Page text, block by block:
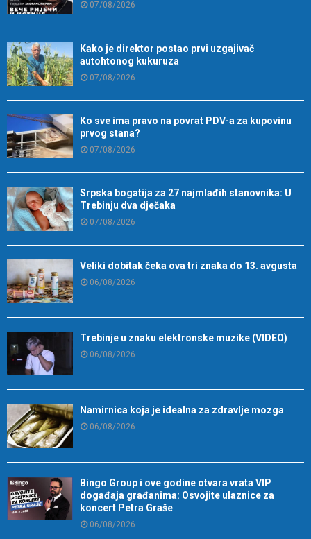
07/08/2026
Kako je direktor postao prvi uzgajivač
autohtonog kukuruza
07/08/2026
Ko sve ima pravo na povrat PDV-a za kupovinu
prvog stana?
07/08/2026
Srpska bogatija za 27 najmlađih stanovnika: U
Trebinju dva dječaka
07/08/2026
Veliki dobitak čeka ova tri znaka do 13. avgusta
06/08/2026
Trebinje u znaku elektronske muzike (VIDEO)
06/08/2026
Namirnica koja je idealna za zdravlje mozga
06/08/2026
Bingo Group i ove godine otvara vrata VIP
događaja građanima: Osvojite ulaznice za
koncert Petra Graše
06/08/2026